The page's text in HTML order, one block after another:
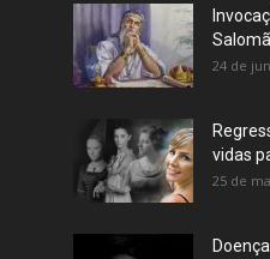
24 de
vidas
25 de